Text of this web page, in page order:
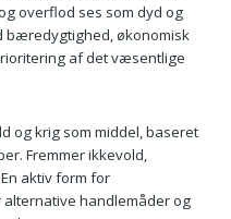
overflod ses som dyd og
bæredygtighed, økonomisk
af det væsentlige
og krig som middel, baseret
Fremmer ikkevold,
aktiv form for
handlemåder og